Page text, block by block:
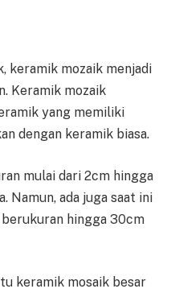
keramik mozaik menjadi
Keramik mozaik
yang memiliki
dengan keramik biasa.
mulai dari 2cm hingga
Namun, ada juga saat ini
hingga 30cm
keramik mosaik besar